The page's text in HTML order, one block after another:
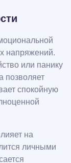
напряжений.
или панику
позволяет
спокойную
на
личными